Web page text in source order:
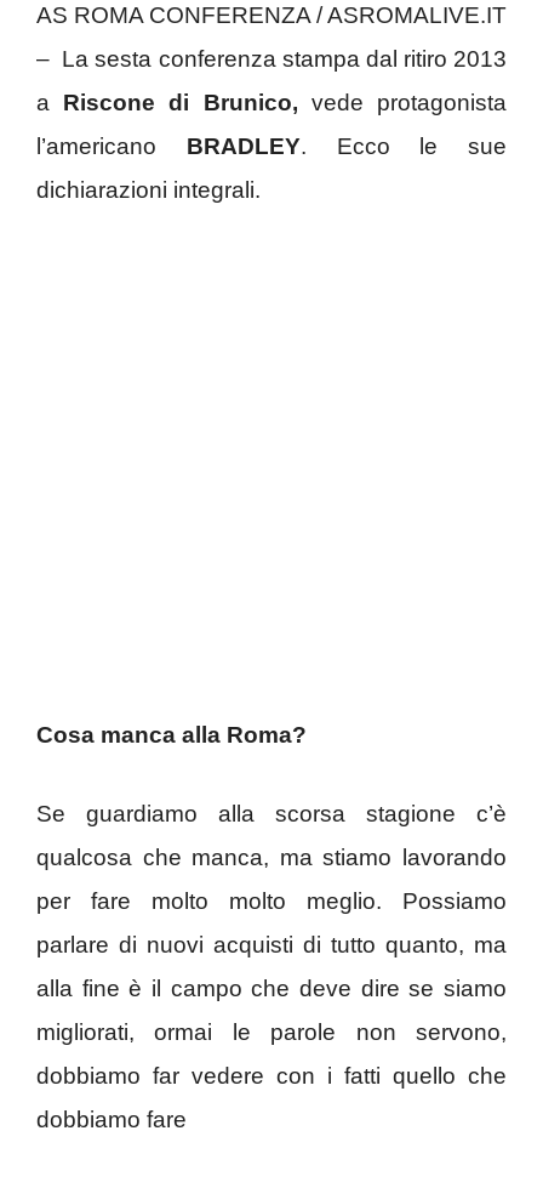
AS ROMA CONFERENZA / ASROMALIVE.IT
– La sesta conferenza stampa dal ritiro 2013
a Riscone di Brunico, vede protagonista
l’americano BRADLEY. Ecco le sue
dichiarazioni integrali.
Cosa manca alla Roma?
Se guardiamo alla scorsa stagione c’è
qualcosa che manca, ma stiamo lavorando
per fare molto molto meglio. Possiamo
parlare di nuovi acquisti di tutto quanto, ma
alla fine è il campo che deve dire se siamo
migliorati, ormai le parole non servono,
dobbiamo far vedere con i fatti quello che
dobbiamo fare